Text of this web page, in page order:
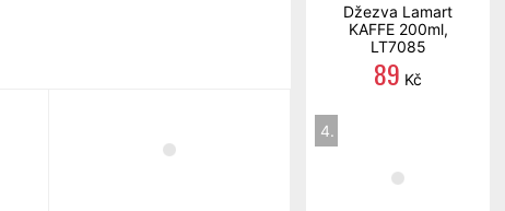
Džezva Lamart
KAFFE 200ml,
LT7085
89 Kč
4.